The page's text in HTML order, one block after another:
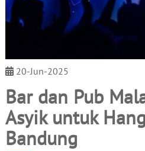
20-Jun-2025
Bar dan Pub
Asyik untuk
Bandung